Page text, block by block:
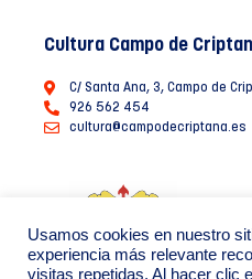
Cultura Campo de
C/ Santa Ana, 3, Campo de
926 562 454
cultura@campodecriptana.es
Usamos cookies en nuestro
experiencia más relevante
visitas repetidas. Al hacer clic